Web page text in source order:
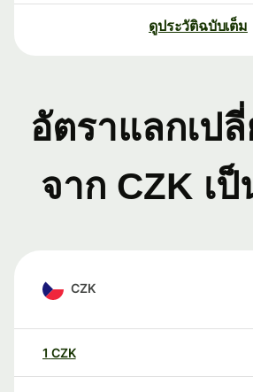
ดูประวัติฉบับเต็ม
อัตราแลกเป
จาก CZK เ
CZK
1 CZK